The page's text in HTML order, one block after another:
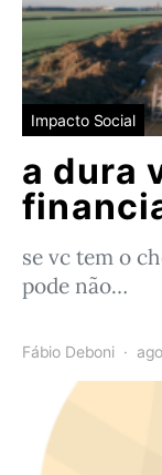
Impacto Social
a dura
se vc tem o
pode não…
Fábio Deboni